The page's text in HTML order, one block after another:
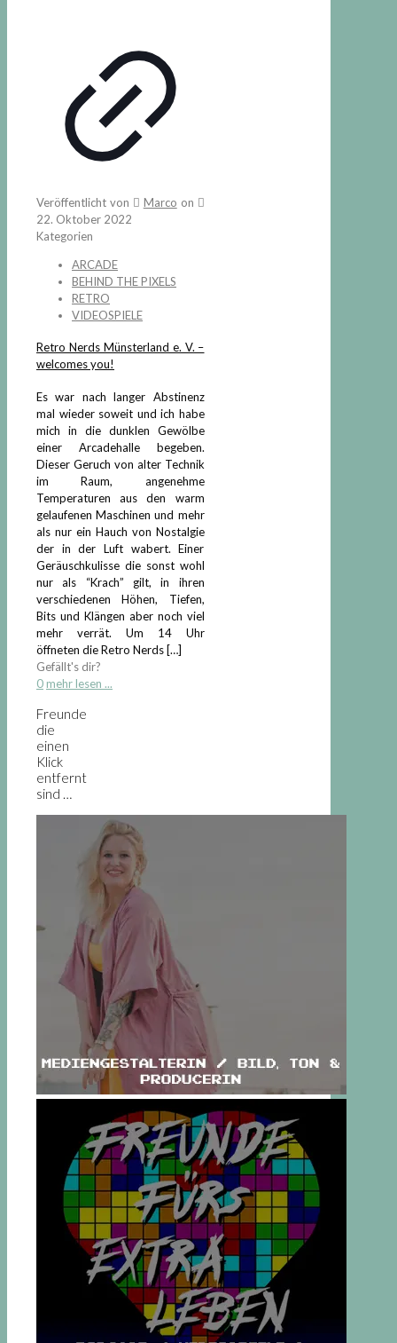
Veröffentlicht von Marco on
22. Oktober 2022
Kategorien
ARCADE
BEHIND THE PIXELS
RETRO
VIDEOSPIELE
Retro Nerds Münsterland e. V. –
welcomes you!
Es war nach langer Abstinenz
mal wieder soweit und ich habe
mich in die dunklen Gewölbe
einer Arcadehalle begeben.
Dieser Geruch von alter Technik
im Raum, angenehme
Temperaturen aus den warm
gelaufenen Maschinen und mehr
als nur ein Hauch von Nostalgie
der in der Luft wabert. Einer
Geräuschkulisse die sonst wohl
nur als “Krach” gilt, in ihren
verschiedenen Höhen, Tiefen,
Bits und Klängen aber noch viel
mehr verrät. Um 14 Uhr
öffneten die Retro Nerds[…]
Gefällt's dir?
0 mehr lesen ...
Freunde
die
einen
Klick
entfernt
sind …